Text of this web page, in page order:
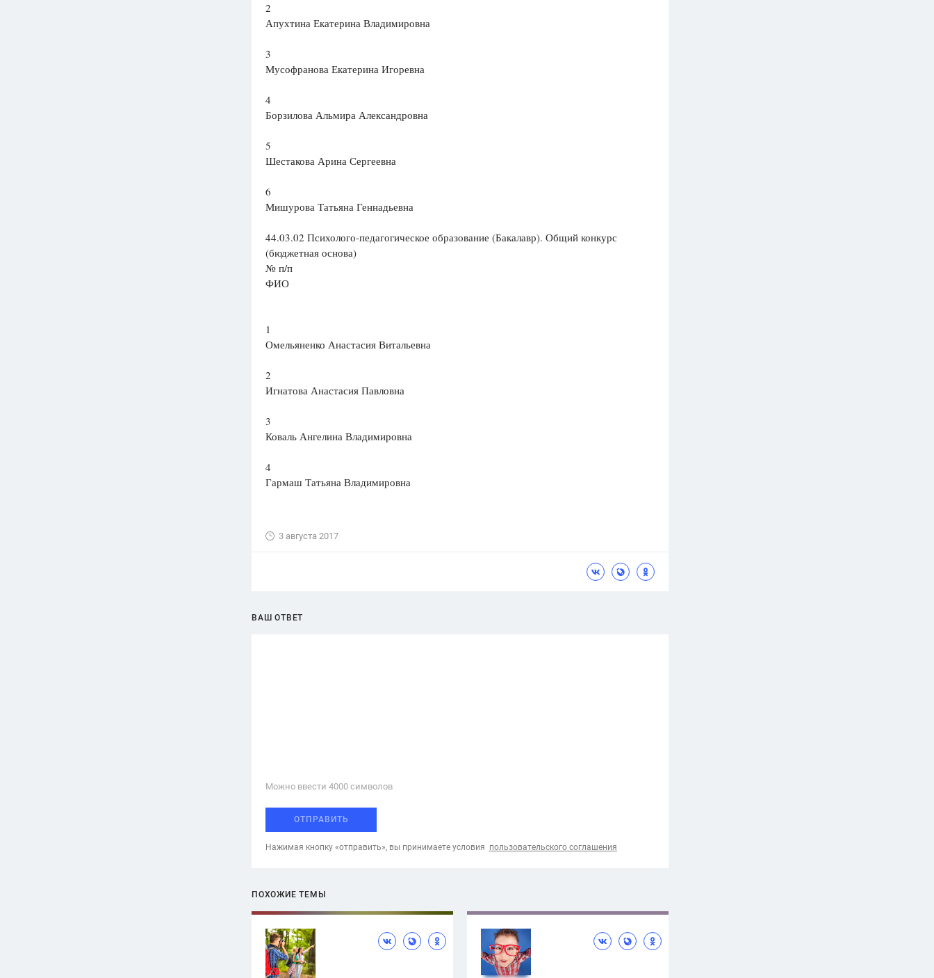
2
Апухтина Екатерина Владимировна
3
Мусофранова Екатерина Игоревна
4
Борзилова Альмира Александровна
5
Шестакова Арина Сергеевна
6
Мишурова Татьяна Геннадьевна
44.03.02 Психолого-педагогическое образование (Бакалавр). Общий конкурс
(бюджетная основа)
№ п/п
ФИО
1
Омельяненко Анастасия Витальевна
2
Игнатова Анастасия Павловна
3
Коваль Ангелина Владимировна
4
Гармаш Татьяна Владимировна
3 августа 2017
ВАШ ОТВЕТ
Можно ввести 4000 cимволов
ОТПРАВИТЬ
Нажимая кнопку «отправить», вы принимаете условия пользовательского соглашения
ПОХОЖИЕ ТЕМЫ